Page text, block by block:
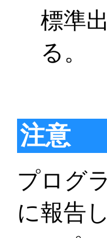
標準
る。
注意
プログ
に報告